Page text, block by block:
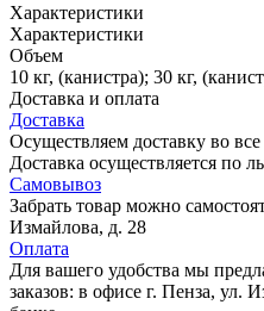
Характеристики
Характеристики
Объем
10 кг, (канистра); 30 кг,
Доставка и оплата
Доставка
Осуществляем доставку во
Доставка осуществляется по
Самовывоз
Забрать товар можно
Измайлова, д. 28
Оплата
Для вашего удобства мы
заказов: в офисе г. Пенза, ул.